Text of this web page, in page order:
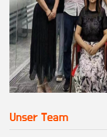
Unser Team